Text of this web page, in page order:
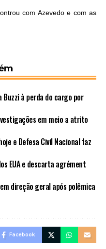
com Azevedo e com as
Buzzi à perda do cargo por
em meio a atrito
e Defesa Civil Nacional faz
EUA e descarta agrément
direção geral após polêmica
Facebook